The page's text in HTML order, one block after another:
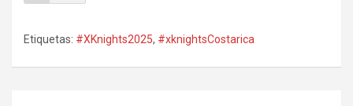
Etiquetas: #XKnights2025, #xknightsCostarica